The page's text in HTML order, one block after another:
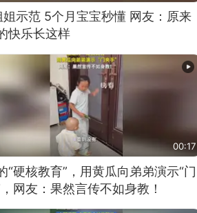
姐示范 5个月宝宝秒懂 网友：原来
快乐长这样
00:17
“硬核教育”，用黄瓜向弟弟演示“门
网友：果然言传不如身教！